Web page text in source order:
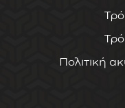
Πολιτική